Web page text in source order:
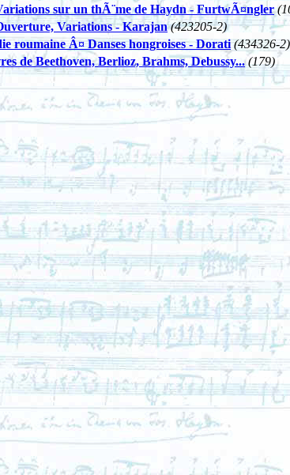
sur un thÃ¨me de Haydn - FurtwÃ¤ngler
Variations - Karajan (423205-2)
roumaine Â¤ Danses hongroises - Dorati (434326-2)
de Beethoven, Berlioz, Brahms, Debussy... (179)